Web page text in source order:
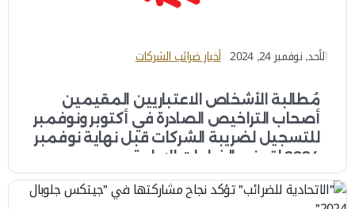
الأحد, نوفمبر 24, 2024 أخبار ضرائب الشركات
مُطالبة الأشخاص الاعتباريين المقيمين
أصحاب التراخيص الصادرة في أكتوبر ونوفمبر
للتسجيل لضريبة الشركات قبل نهاية نوفمبر
2024 لتجنب الغرامات الإدارية